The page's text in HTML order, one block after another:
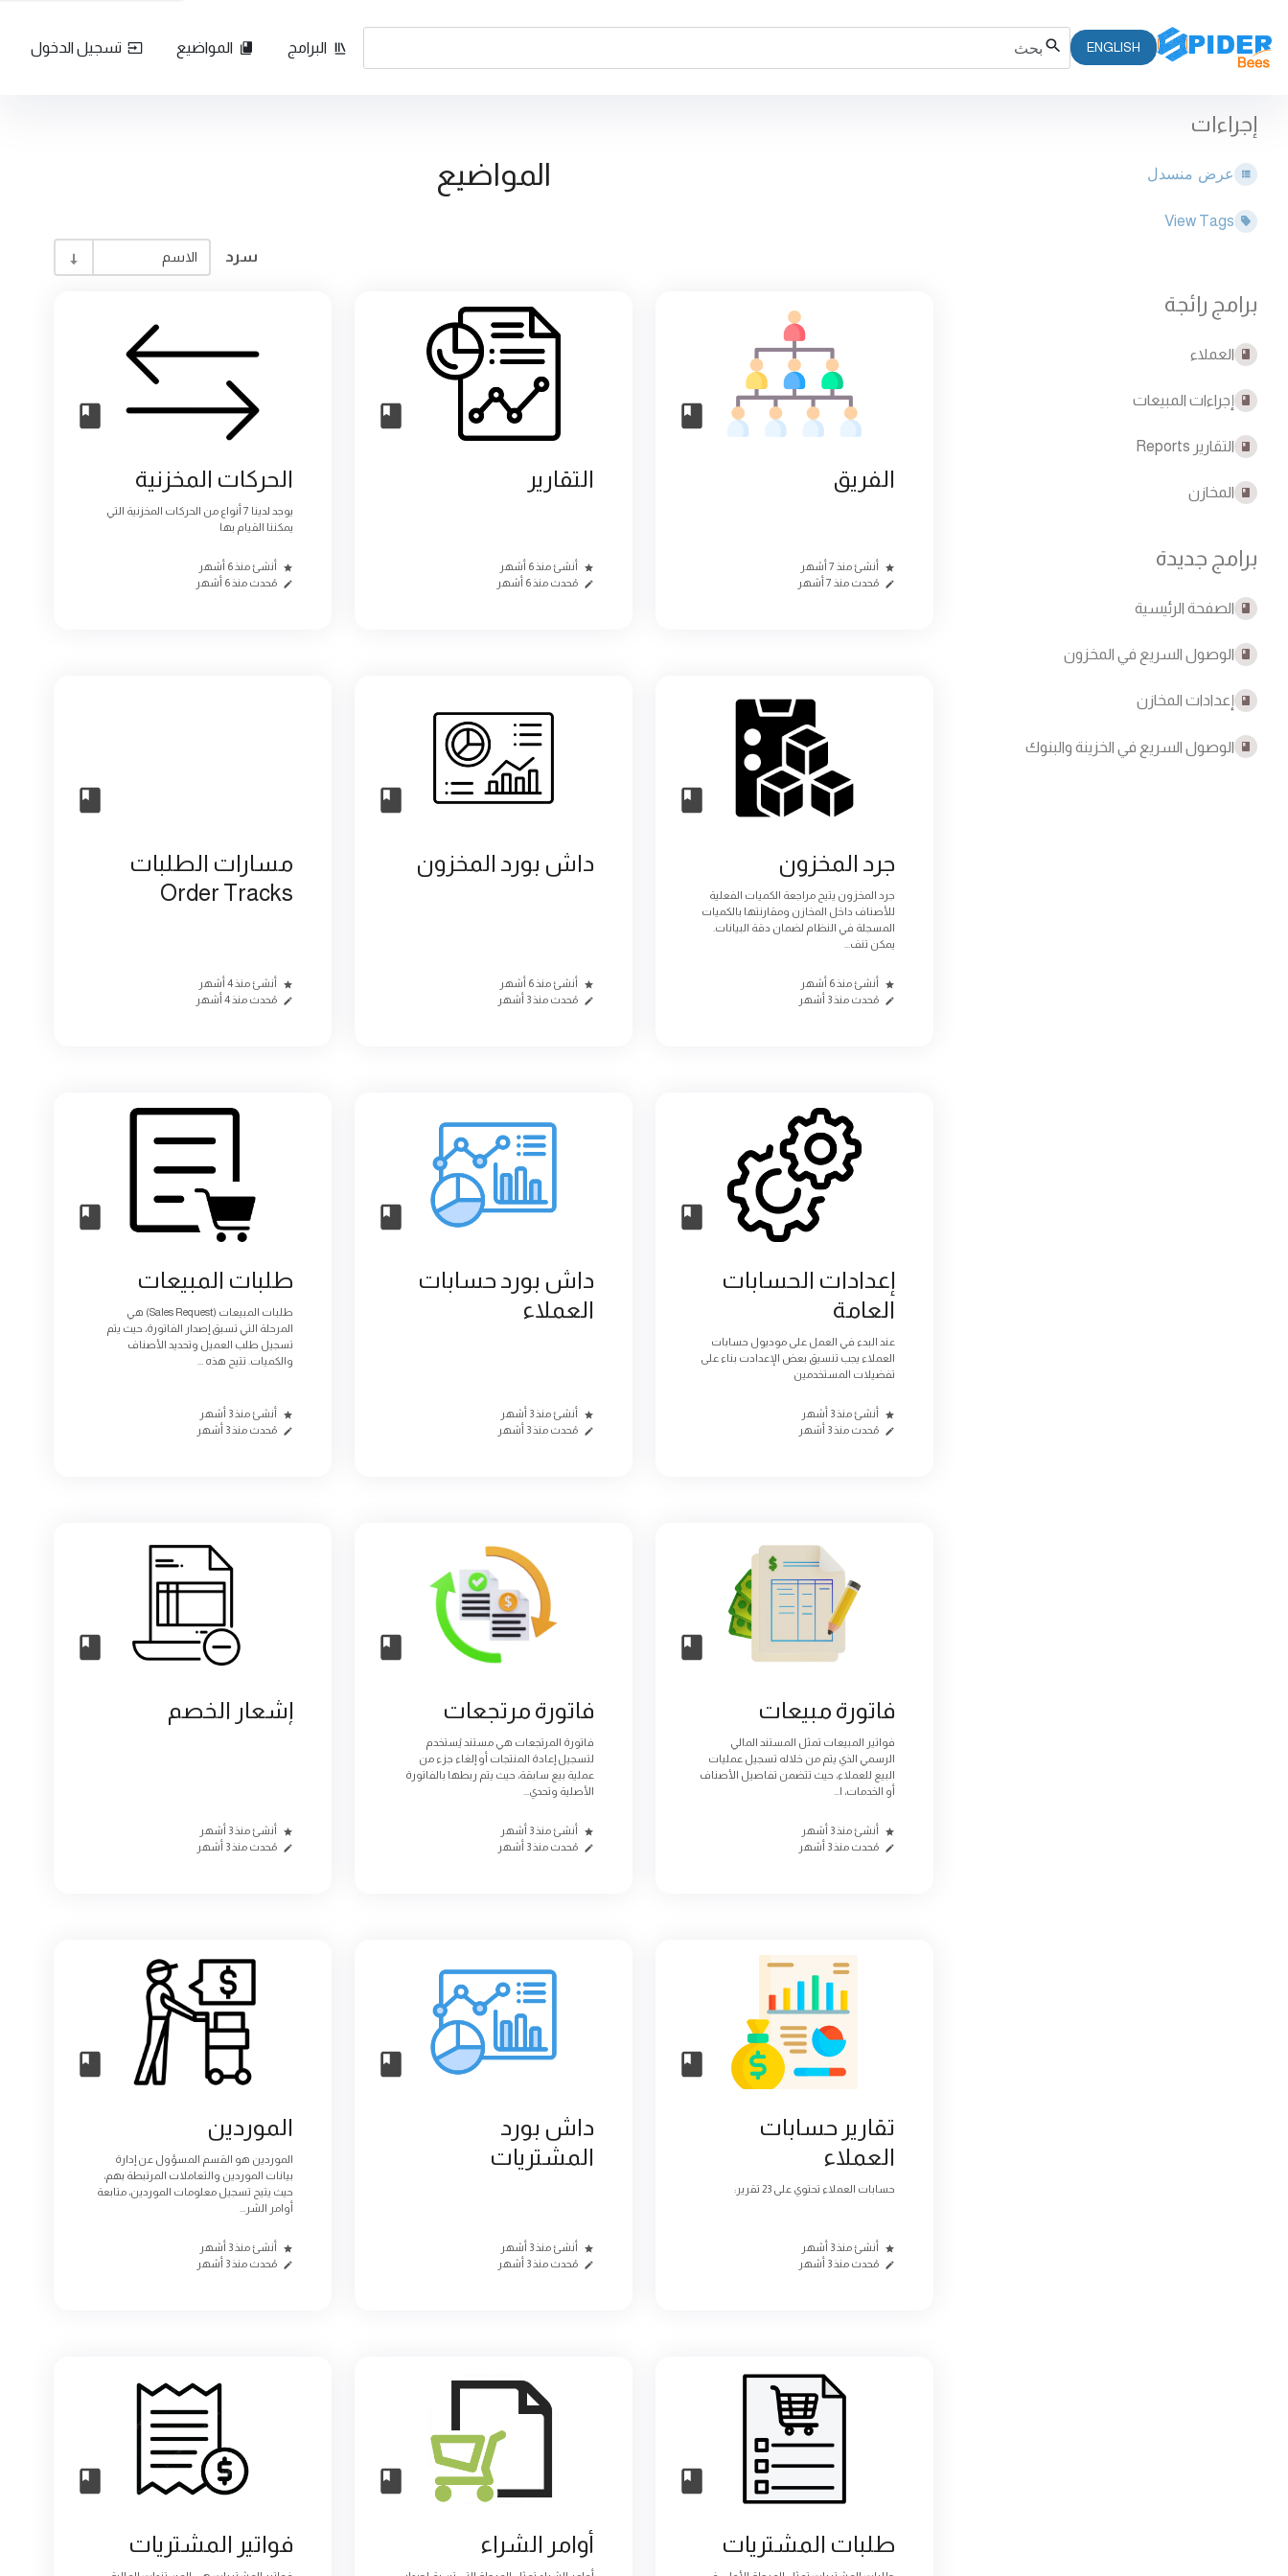
ENGLISH البرامج المواضيع تسجيل الدخول
برامج رائجة
العملاء
إجراءات المبيعات
التقارير Reports
المخازن
برامج جديدة
الصفحة الرئيسية
الوصول السريع في المخزون
إعدادات المخازن
الوصول السريع في الخزينة والبنوك
المواضيع
سرد الاسم
الفريق
أنشئ منذ 7 أشهر
مُحدث منذ 7 أشهر
التقارير
أنشئ منذ 6 أشهر
مُحدث منذ 6 أشهر
الحركات المخزنية
يوجد لدينا 7 أنواع من الحركات المخزنية التي
يمكننا القيام بها
أنشئ منذ 6 أشهر
مُحدث منذ 6 أشهر
جرد المخزون
جرد المخزون يتيح مراجعة الكميات الفعلية
للأصناف داخل المخازن ومقارنتها بالكميات
المسجلة في النظام لضمان دقة البيانات.
يمكن تنف...
أنشئ منذ 6 أشهر
مُحدث منذ 3 أشهر
داش بورد المخزون
أنشئ منذ 6 أشهر
مُحدث منذ 3 أشهر
مسارات الطلبات
Order Tracks
أنشئ منذ 4 أشهر
مُحدث منذ 4 أشهر
إعدادات الحسابات
العامة
عند البدء في العمل على موديول حسابات
العملاء يجب تنسيق بعض الإعدادت بناء على
تفضيلات المستخدمين
أنشئ منذ 3 أشهر
مُحدث منذ 3 أشهر
داش بورد حسابات
العملاء
أنشئ منذ 3 أشهر
مُحدث منذ 3 أشهر
طلبات المبيعات
طلبات المبيعات (Sales Request) هي
المرحلة التي تسبق إصدار الفاتورة، حيث يتم
تسجيل طلب العميل وتحديد الأصناف
والكميات. تتيح هذه ...
أنشئ منذ 3 أشهر
مُحدث منذ 3 أشهر
فاتورة مبيعات
فواتير المبيعات تمثل المستند المالي
الرسمي الذي يتم من خلاله تسجيل عمليات
البيع للعملاء، حيث تتضمن تفاصيل الأصناف
أو الخدمات، ا...
أنشئ منذ 3 أشهر
مُحدث منذ 3 أشهر
فاتورة مرتجعات
فاتورة المرتجعات هي مستند يُستخدم
لتسجيل إعادة المنتجات أو إلغاء جزء من
عملية بيع سابقة، حيث يتم ربطها بالفاتورة
الأصلية وتحدي...
أنشئ منذ 3 أشهر
مُحدث منذ 3 أشهر
إشعار الخصم
أنشئ منذ 3 أشهر
مُحدث منذ 3 أشهر
تقارير حسابات
العملاء
حسابات العملاء تحتوي على 23 تقرير:
أنشئ منذ 3 أشهر
مُحدث منذ 3 أشهر
داش بورد
المشتريات
أنشئ منذ 3 أشهر
مُحدث منذ 3 أشهر
الموردين
الموردين هو القسم المسؤول عن إدارة
بيانات الموردين والتعاملات المرتبطة بهم،
حيث يتيح تسجيل معلومات الموردين، متابعة
أوامر الشر...
أنشئ منذ 3 أشهر
مُحدث منذ 3 أشهر
طلبات المشتريات أوامر الشراء فواتير المشتريات
إجراءات
عرض منسدل
View Tags